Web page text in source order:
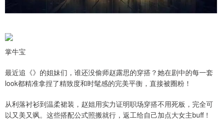
掌牛宝
最近追《》的姐妹们，谁还没偷师赵露思的穿搭？她在剧中的每一套
look都精准拿捏了精致度和时髦感的完美平衡，直接被圈粉！
从利落衬衫到温柔裙装，赵姐用实力证明职场穿搭不用死板，完全可
以又美又飒。这些搭配公式照搬就行，返工给自己加点大女主buff！